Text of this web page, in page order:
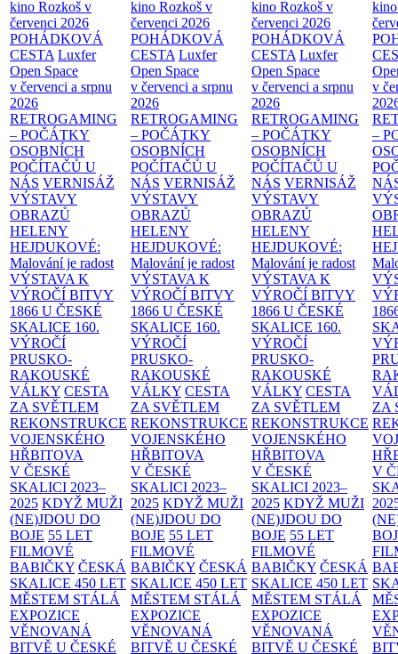
kino Rozkoš v
červenci 2026
POHÁDKOVÁ
CESTA Luxfer
Open Space
v červenci a srpnu
2026
RETROGAMING
– POČÁTKY
OSOBNÍCH
POČÍTAČŮ U
NÁS VERNISÁŽ
VÝSTAVY
OBRAZŮ
HELENY
HEJDUKOVÉ:
Malování je radost
VÝSTAVA K
VÝROČÍ BITVY
1866 U ČESKÉ
SKALICE 160.
VÝROČÍ
PRUSKO-
RAKOUSKÉ
VÁLKY CESTA
ZA SVĚTLEM
REKONSTRUKCE
VOJENSKÉHO
HŘBITOVA
V ČESKÉ
SKALICI 2023–
2025 KDYŽ MUŽI
(NE)JDOU DO
BOJE 55 LET
FILMOVÉ
BABIČKY ČESKÁ
SKALICE 450 LET
MĚSTEM STÁLÁ
EXPOZICE
VĚNOVANÁ
BITVĚ U ČESKÉ
kino Rozkoš v
červenci 2026
POHÁDKOVÁ
CESTA Luxfer
Open Space
v červenci a srpnu
2026
RETROGAMING
– POČÁTKY
OSOBNÍCH
POČÍTAČŮ U
NÁS VERNISÁŽ
VÝSTAVY
OBRAZŮ
HELENY
HEJDUKOVÉ:
Malování je radost
VÝSTAVA K
VÝROČÍ BITVY
1866 U ČESKÉ
SKALICE 160.
VÝROČÍ
PRUSKO-
RAKOUSKÉ
VÁLKY CESTA
ZA SVĚTLEM
REKONSTRUKCE
VOJENSKÉHO
HŘBITOVA
V ČESKÉ
SKALICI 2023–
2025 KDYŽ MUŽI
(NE)JDOU DO
BOJE 55 LET
FILMOVÉ
BABIČKY ČESKÁ
SKALICE 450 LET
MĚSTEM STÁLÁ
EXPOZICE
VĚNOVANÁ
BITVĚ U ČESKÉ
kino Rozkoš v
červenci 2026
POHÁDKOVÁ
CESTA Luxfer
Open Space
v červenci a srpnu
2026
RETROGAMING
– POČÁTKY
OSOBNÍCH
POČÍTAČŮ U
NÁS VERNISÁŽ
VÝSTAVY
OBRAZŮ
HELENY
HEJDUKOVÉ:
Malování je radost
VÝSTAVA K
VÝROČÍ BITVY
1866 U ČESKÉ
SKALICE 160.
VÝROČÍ
PRUSKO-
RAKOUSKÉ
VÁLKY CESTA
ZA SVĚTLEM
REKONSTRUKCE
VOJENSKÉHO
HŘBITOVA
V ČESKÉ
SKALICI 2023–
2025 KDYŽ MUŽI
(NE)JDOU DO
BOJE 55 LET
FILMOVÉ
BABIČKY ČESKÁ
SKALICE 450 LET
MĚSTEM STÁLÁ
EXPOZICE
VĚNOVANÁ
BITVĚ U ČESKÉ
v
–
ZA
V